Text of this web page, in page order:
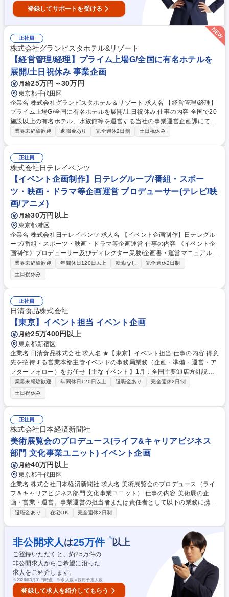
登録してサポートを受ける
正社員
株式会社グランビスタホテル&リゾート
【経営管理/経理】プライム上場G/全国に有名ホテルを
展開/土日祝休み 事業企画
月給25万円～30万円
東京都千代田区
企業名 株式会社グランビスタホテル＆リゾート 求人名 【経営管理/経理】
プライム上場G/全国に有名ホテルを展開/土日祝休み 仕事の内容 全国で20
施設以上の有名ホテル、水族館等を運営する当社の事業運営企画課にて下
記業務をお任せします。 【業務内容】 ■ホテル運営事業所の経営管理・資
略の立案、実施 ■ホテル運営事業所のコストコントロールに対する指導、
助言、支援 ■インターゲートホテル共通品にかかる価格、業者問い合わ
せ、購買業務 募集職種 【経営管理/経理】プライム上場G/全国に有名ホテ
ルを展開/土日祝休み
業界未経験歓迎 退職金あり 完全週休2日制 土日祝休み
正社員
株式会社日テレイベンツ
【イベント企画制作】日テレグループ/番組・スポー
ツ・映画・ドラマ等企画運営 プロデューサー(テレビ/映
画/アニメ)
月給30万円以上
東京都港区
企業名 株式会社日テレイベンツ 求人名 【イベント企画制作】日テレグル
ープ/番組・スポーツ・映画・ドラマ等企画運営 仕事の内容 《イベント企
画制作》プロデューサー及びディレクター業務/企画書・運営マニュアル・
進行台本等の作成業務、会場手配、スケジュール進行管理、クライアン
ト・協力会社との折衝、本番運営、予算収支管理、 新規事業開発等イベン
トに係るあらゆる業務。 【魅力】展覧会、スポーツイベント、PRイベン
ト、エコイベント、展示会、各種式典など、幅広い分野のイベントに携わ
れます！様々な現場を経験し、スキル次第ではすぐに担当をお任せするこ
ともあります。 募集職種 【イベント企画制作】日テレグループ/番組・ス
ポーツ・映画・ドラマ等企画運営
業界未経験歓迎 年間休日120日以上 転勤なし
完全週休2日制
土日祝休み
正社員
日清食品株式会社
【東京】イベント担当 イベント企画
月給25万400円以上
東京都新宿区
企業名 日清食品株式会社 求人名 ★【東京】イベント担当 仕事の内容 得意
先を招待する営業本部主管イベントの事務局業務（企画・準備・運営・ア
フターフォロー）をお任せ【主なイベント】1月：全国主要卸店方針説明
会/2月：CUP NOODLE OPEN（ハワイでのゴルフコンペ） 3月：経営方
針説明会・プロアマゴルフ大会/10月：全国主要卸店懇親ゴルフ【業務詳
細】※旅行会社や各関係先と協業 イベント内容企画立案、オリジナルグッ
ズ製作/ゲスト関連書類作成（招待状・申込書・お礼状等）/観光プラン作
成、席次作成、パーティー料理選定/景品、賞品選定および手配、ゲストト
ピックス作成、ゴルフ組み合わせ作成/参加ホスト向けオリエンテーション
実施、配布パンフレット作成/提供サンプル手配 等 募集職種 ★【東京】イ
ベント担当
業界未経験歓迎 年間休日120日以上 退職金あり
完全週休2日制
土日祝休み
正社員
株式会社日本経済新聞社
美術展覧会のプロデュース(ライフ&キャリアビジネス
部門 文化事業ユニット) イベント企画
月給40万円以上
東京都千代田区
企業名 株式会社日本経済新聞社 求人名 美術展覧会のプロデュース（ライ
フ＆キャリアビジネス部門 文化事業ユニット） 仕事の内容 美術展の企
画・営業・運営。事業運営の担当者または責任者として以下の業務に携わ
っていただきます。 【具体的な業務】 ■美術展の企画、開催スキームの検
社、デザイナー、協賛企業、輸送・施工会社、PR会社ほか）との調整 な
ど ◎文化事業ユニットでは約60年にわたり日本画や名刹の仏像など日本
美術のほか、オルセー美術館、メトロポリタン美術館など海外美術館の大
規模美術展を例年開催してきました。 募集職種 美術展覧会のプロデュー
ス（ライフ＆キャリアビジネス部門 文化事業ユニット）
退職金あり 在宅OK 完全週休2日制
非公開求人 は25万件 ※以上
ご登録いただくと、約25万件の
非公開求人からご希望に沿った
求人をご紹介します。
※2026年3月31日時点 ※求人数＝採用予定人数
登録して求人を紹介してもらう